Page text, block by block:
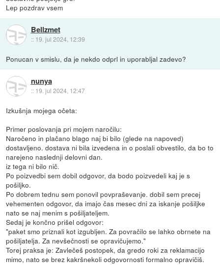
Lep pozdrav vsem
Bellzmet
:: 19. jul 2024, 12:39
Ponucan v smislu, da je nekdo odprl in uporabljal zadevo?
nunya
:: 19. jul 2024, 12:47
Izkušnja mojega očeta:
Primer poslovanja pri mojem naročilu:
Naročeno in plačano blago naj bi bilo (glede na napoved)
dostavljeno. dostava ni bila izvedena in o poslali obvestilo, da bo to
narejeno naslednji delovni dan.
iz tega ni bilo nič.
Po poizvedbi sem dobil odgovor, da bodo poizvedeli kaj je s
pošiljko.
Po dobrem tednu sem ponovil povpraševanje. dobil sem precej
vehementen odgovor, da imajo čas mesec dni za iskanje pošiljke
nato se naj menim s pošiljateljem.
Sedaj je končno prišel odgovor:
"paket smo priznali kot izgubljen. Za povračilo se lahko obrnete na
pošiljatelja. Za nevšečnosti se opravičujemo."
Torej praksa je: Zavlečeš postopek, da gredo roki za reklamacijo
mimo, nato se brez kakršnekoli odgovornosti formalno opravičiš.